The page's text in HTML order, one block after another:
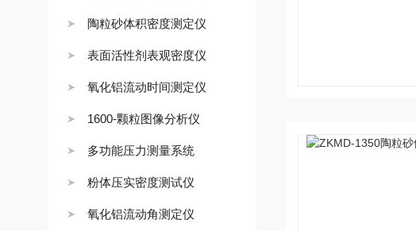
陶粒砂体积密度测定仪
表面活性剂表观密度仪
氧化铝流动时间测定仪
1600-颗粒图像分析仪
多功能压力测量系统
粉体压实密度测试仪
氧化铝流动角测定仪